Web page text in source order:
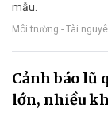
mẫu.
Môi trường - Tài
Cảnh báo lũ
lớn, nhiều